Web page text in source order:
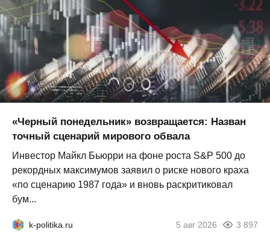
«Черный понедельник» возвращается: Назван
точный сценарий мирового обвала
Инвестор Майкл Бьюрри на фоне роста S&P 500 до
рекордных максимумов заявил о риске нового краха
«по сценарию 1987 года» и вновь раскритиковал
бум...
k-politika.ru 5 авг 2026 3 897